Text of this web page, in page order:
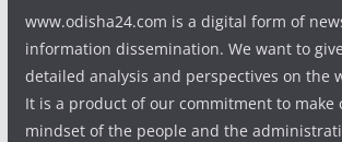
www.odisha24.com is a digital form of
information dissemination. We want to
detailed analysis and perspectives on the
It is a product of our commitment to make
mindset of the people and the